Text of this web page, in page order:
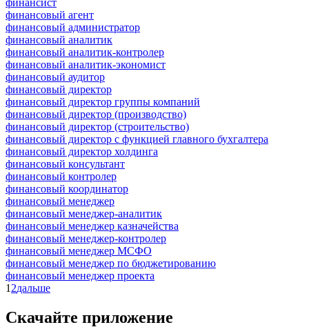
финансовый агент
финансовый администратор
финансовый аналитик
финансовый аналитик-контролер
финансовый аналитик-экономист
финансовый аудитор
финансовый директор
финансовый директор группы компаний
финансовый директор (производство)
финансовый директор (строительство)
финансовый директор с функцией главного бухгалтера
финансовый директор холдинга
финансовый консультант
финансовый контролер
финансовый координатор
финансовый менеджер
финансовый менеджер-аналитик
финансовый менеджер казначейства
финансовый менеджер-контролер
финансовый менеджер МСФО
финансовый менеджер по бюджетированию
финансовый менеджер проекта
1 2дальше
Скачайте приложение